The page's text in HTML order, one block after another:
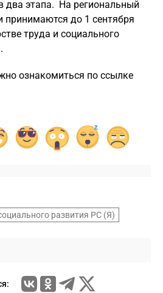
два этапа. На региональный
принимаются до 1 сентября
труда и социального
ознакомиться по ссылке
развития РС (Я)